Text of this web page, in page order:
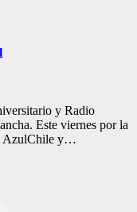
y Radio
Este viernes por la
AzulChile y…